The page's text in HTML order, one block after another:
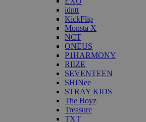
idntt
KickFlip
Monsta X
NCT
ONEUS
P1HARMONY
RIIZE
SEVENTEEN
SHINee
STRAY KIDS
The Boyz
Treasure
TXT